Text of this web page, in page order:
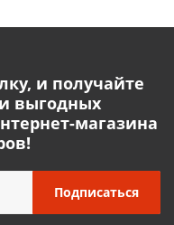
и получайте
выгодных
магазина